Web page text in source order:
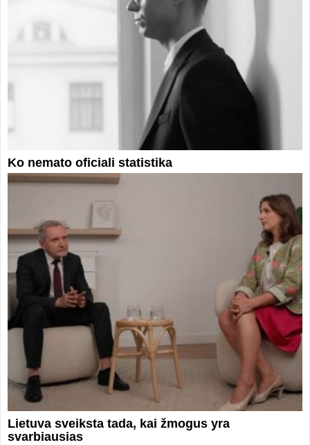
Ko nemato oficiali statistika
Lietuva sveiksta tada, kai žmogus yra
svarbiausias